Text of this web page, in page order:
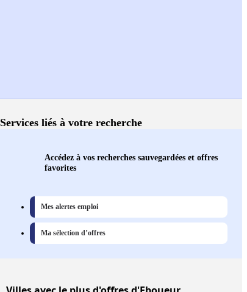
Services liés à votre recherche
Accédez à vos recherches sauvegardées et offres
favorites
Mes alertes emploi
Ma sélection d’offres